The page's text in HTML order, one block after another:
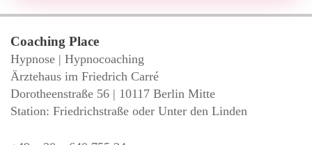
Coaching Place
Hypnose | Hypnocoaching
Ärztehaus im Friedrich Carré
Dorotheenstraße 56 | 10117 Berlin Mitte
Station: Friedrichstraße oder Unter den Linden